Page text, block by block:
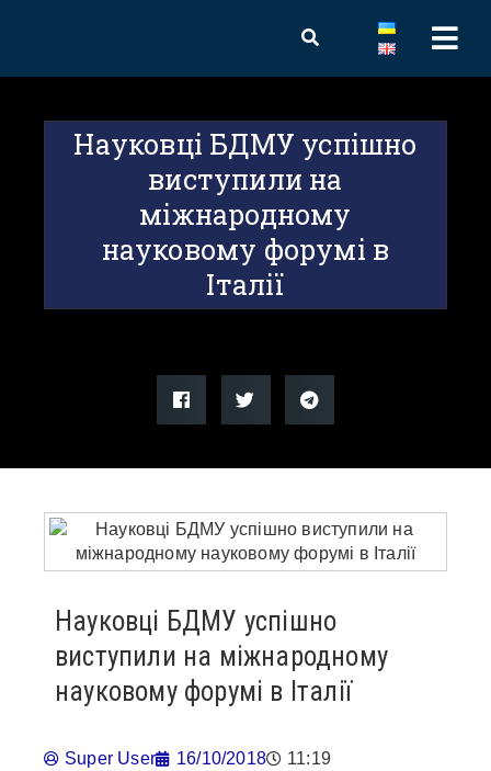
Науковці БДМУ успішно
виступили на
міжнародному
науковому форумі в
Італії
Науковці БДМУ успішно
виступили на міжнародному
науковому форумі в Італії
Super User 16/10/2018 11:19